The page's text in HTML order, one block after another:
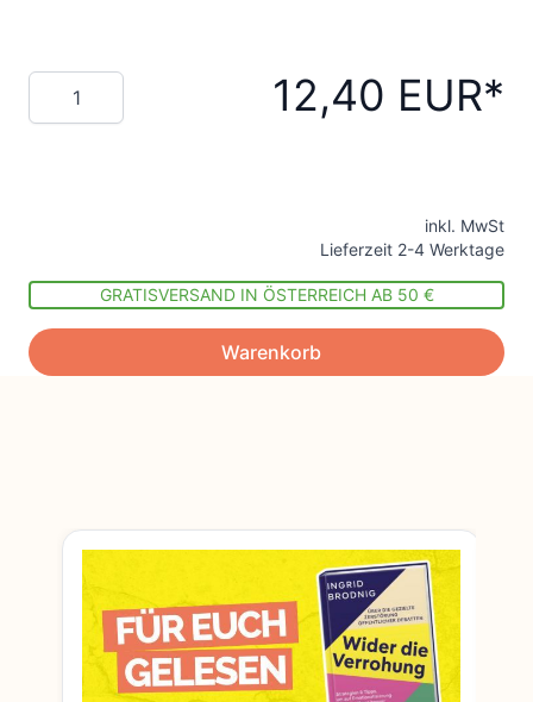
Menge 12,40 EUR
inkl. MwSt
Lieferzeit 2-4 Werktage
GRATISVERSAND IN ÖSTERREICH AB 50 €
Warenkorb